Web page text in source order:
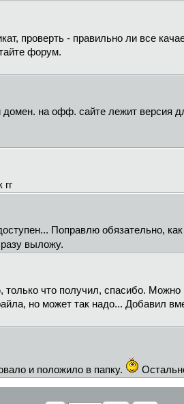
проверть - правильно ли все
форум.
на офф. сайте лежит версия
Поправлю обязательно,
выложу.
что получил, спасибо.
но может так надо... Добавил
и положило в папку.